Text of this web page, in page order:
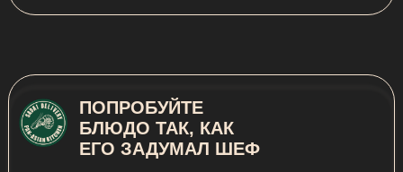
ПОПРОБУЙТЕ
БЛЮДО ТАК, КАК
ЕГО ЗАДУМАЛ ШЕФ